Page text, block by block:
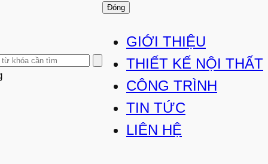
Đóng
GIỚI THIỆU
THIẾT KẾ NỘI THẤT
CÔNG TRÌNH
TIN TỨC
LIÊN HỆ